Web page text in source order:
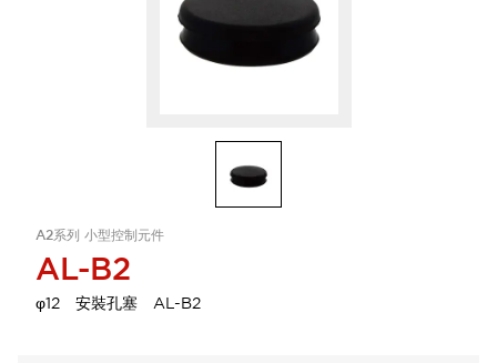
A2系列 小型控制元件
AL-B2
φ12 安裝孔塞 AL-B2